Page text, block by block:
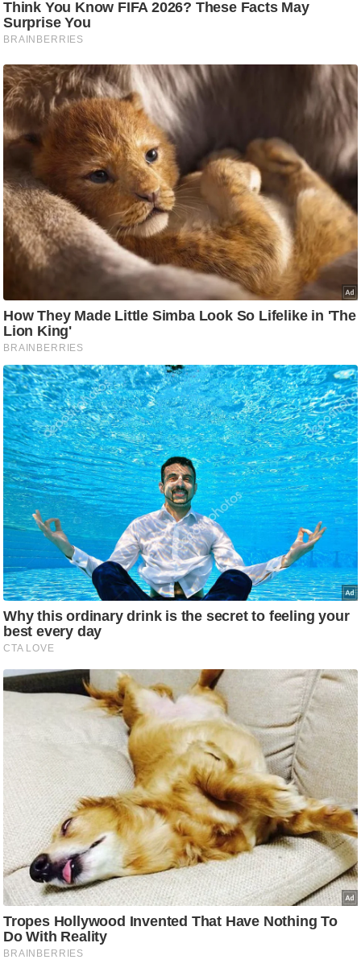
g
N
w
s
ला
इ
स्टा
इ
ल
टे
क्नॉ
जी
ब्यू
टी
/
फै
श
न
घ
रे
लू
नु
स्खे
प
र्य
ट
न
स्थ
ल
मं
त्रा
रि
ले
श
न
शि
प
रा